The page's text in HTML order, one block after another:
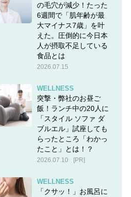
の毛穴が減少！たった
6週間で「肌年齢が最
大マイナス7歳」を叶
えた。圧倒的に今日本
人が摂取不足している
食品とは
2026.07.15
WELLNESS
突撃・弊社のお昼ご
飯！ランチ中の20人に
「スタイル ソファ ダ
ブルエル」試座しても
らったところ「わかっ
たこと」とは！？
2026.07.10 [PR]
WELLNESS
「クサッ！」お風呂に